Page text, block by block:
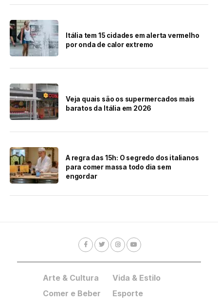
Itália tem 15 cidades em alerta vermelho
por onda de calor extremo
Veja quais são os supermercados mais
baratos da Itália em 2026
A regra das 15h: O segredo dos italianos
para comer massa todo dia sem
engordar
Arte & Cultura
Comer e Beber
Vida & Estilo
Esporte